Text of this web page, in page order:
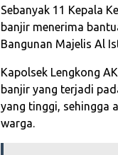
Sebanyak 11 Kepala
banjir menerima
Bangunan Majelis Al
Kapolsek Lengkong
banjir yang terjadi
yang tinggi, sehingga
warga.